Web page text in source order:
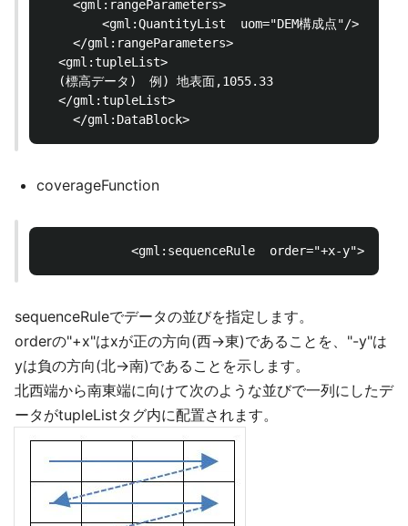
  <gml:tupleList>
  (標高データ)　例) 地表面,1055.33
  </gml:tupleList>
coverageFunction
sequenceRuleでデータの並びを指定します。
orderの"+x"はxが正の方向(西→東)であることを、"-y"は
yは負の方向(北→南)であることを示します。
北西端から南東端に向けて次のような並びで一列にしたデ
ータがtupleListタグ内に配置されます。